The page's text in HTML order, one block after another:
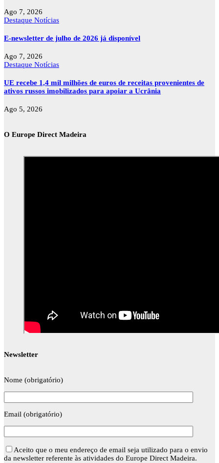
Ago 7, 2026
Destaque Notícias
E-newsletter de julho de 2026 já disponível
Ago 7, 2026
Destaque Notícias
UE recebe 1,4 mil milhões de euros de receitas provenientes de
ativos russos imobilizados para apoiar a Ucrânia
Ago 5, 2026
O Europe Direct Madeira
Newsletter
Nome (obrigatório)
Email (obrigatório)
Aceito que o meu endereço de email seja utilizado para o envio
da newsletter referente às atividades do Europe Direct Madeira.